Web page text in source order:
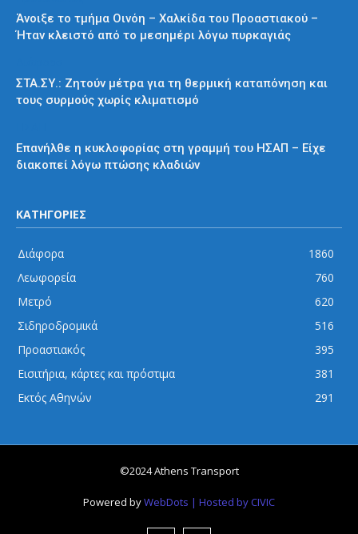
Άνοιξε το τμήμα Οινόη – Χαλκίδα του Προαστιακού –
Ήταν κλειστό από το μεσημέρι λόγω πυρκαγιάς
ΣΤΑ.ΣΥ.: Ζητούν μέτρα για τη θερμική καταπόνηση και
τους συρμούς χωρίς κλιματισμό
Επανήλθε η κυκλοφορίας στη γραμμή του ΗΣΑΠ – Είχε
διακοπεί λόγω πτώσης κλαδιών
ΚΑΤΗΓΟΡΙΕΣ
Διάφορα
1860
Λεωφορεία
760
Μετρό
620
Σιδηροδρομικά
516
Προαστιακός
395
Εισιτήρια, κάρτες και πρόστιμα
381
Εκτός Αθηνών
291
©2024 Athens Transport
Powered byWebDots | Hosted by CIVIC